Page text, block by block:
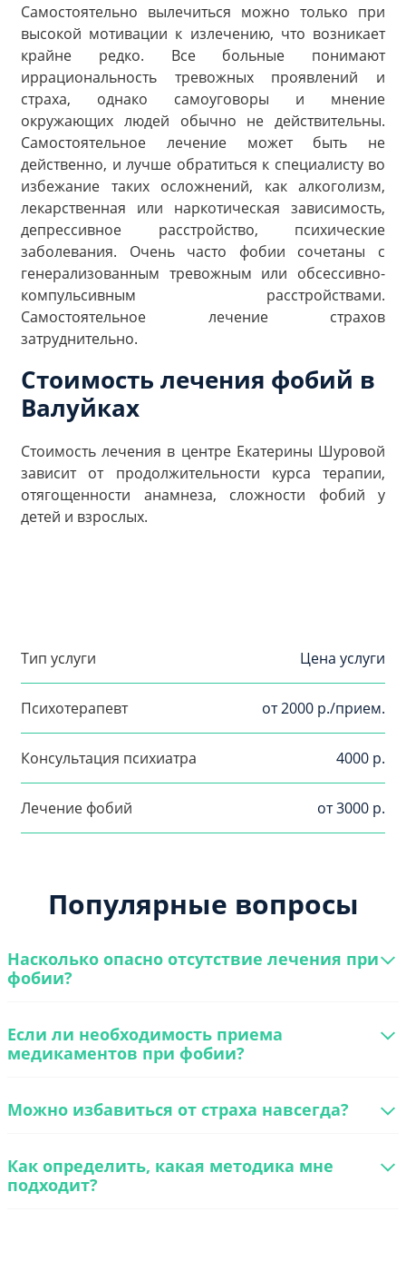
Самостоятельно вылечиться можно только при
высокой мотивации к излечению, что возникает
крайне редко. Все больные понимают
иррациональность тревожных проявлений и
страха, однако самоуговоры и мнение
окружающих людей обычно не действительны.
Самостоятельное лечение может быть не
действенно, и лучше обратиться к специалисту во
избежание таких осложнений, как алкоголизм,
лекарственная или наркотическая зависимость,
депрессивное расстройство, психические
заболевания. Очень часто фобии сочетаны с
генерализованным тревожным или обсессивно-
компульсивным расстройствами.
Самостоятельное лечение страхов
затруднительно.
Стоимость лечения фобий в
Валуйках
Стоимость лечения в центре Екатерины Шуровой
зависит от продолжительности курса терапии,
отягощенности анамнеза, сложности фобий у
детей и взрослых.
Тип услуги Цена услуги
Психотерапевт от 2000 р./прием.
Консультация психиатра 4000 р.
Лечение фобий от 3000 р.
Популярные вопросы
Насколько опасно отсутствие лечения при
фобии?
Если ли необходимость приема
медикаментов при фобии?
Можно избавиться от страха навсегда?
Как определить, какая методика мне
подходит?